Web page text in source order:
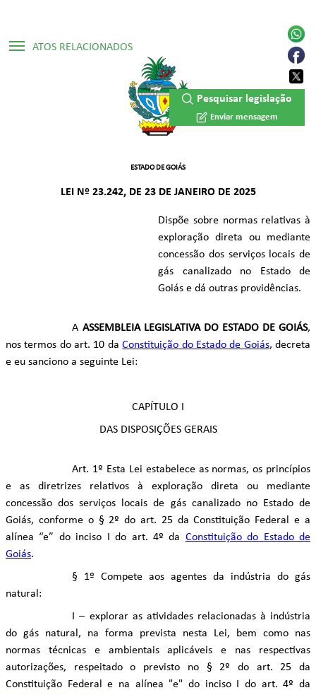
ATOS RELACIONADOS
▷ Constituição Estadual /1989
▷ Lei Ordinária Nº 13.569/1999
▷ Lei Ordinária Nº 13.641/2000
ESTADO DE GOIÁS
LEI Nº 23.242, DE 23 DE JANEIRO DE 2025
Dispõe sobre normas relativas à
exploração direta ou mediante
concessão dos serviços locais de
gás canalizado no Estado de
Goiás e dá outras providências.
A ASSEMBLEIA LEGISLATIVA DO ESTADO DE GOIÁS,
nos termos do art. 10 daConstituição do Estado de Goiás, decreta
e eu sanciono a seguinte Lei:
CAPÍTULO I
DAS DISPOSIÇÕES GERAIS
Art. 1º Esta Lei estabelece as normas, os princípios
e as diretrizes relativos à exploração direta ou mediante
concessão dos serviços locais de gás canalizado no Estado de
Goiás, conforme o § 2º do art. 25 da Constituição Federal e a
alínea “e” do inciso I do art. 4º da Constituição do Estado de
Goiás.
§ 1º Compete aos agentes da indústria do gás
natural:
I – explorar as atividades relacionadas à indústria
do gás natural, na forma prevista nesta Lei, bem como nas
normas técnicas e ambientais aplicáveis e nas respectivas
autorizações, respeitado o previsto no § 2º do art. 25 da
Constituição Federal e na alínea "e" do inciso I do art. 4º da
Pesquisar legislação
Enviar mensagem